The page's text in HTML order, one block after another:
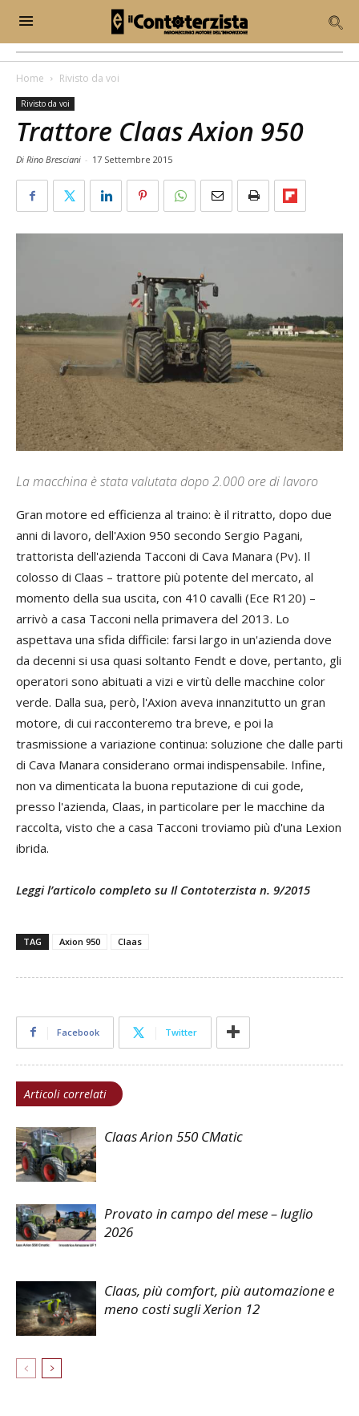
Home Rivisto da voi
Rivisto da voi
Trattore Claas Axion 950
Di Rino Bresciani - 17 Settembre 2015
La macchina è stata valutata dopo 2.000 ore di lavoro
Gran motore ed efficienza al traino: è il ritratto, dopo due
anni di lavoro, dell'Axion 950 secondo Sergio Pagani,
trattorista dell'azienda Tacconi di Cava Manara (Pv). Il
colosso di Claas – trattore più potente del mercato, al
momento della sua uscita, con 410 cavalli (Ece R120) –
arrivò a casa Tacconi nella primavera del 2013. Lo
aspettava una sfida difficile: farsi largo in un'azienda dove
da decenni si usa quasi soltanto Fendt e dove, pertanto, gli
operatori sono abituati a vizi e virtù delle macchine color
verde. Dalla sua, però, l'Axion aveva innanzitutto un gran
motore, di cui racconteremo tra breve, e poi la
trasmissione a variazione continua: soluzione che dalle parti
di Cava Manara considerano ormai indispensabile. Infine,
non va dimenticata la buona reputazione di cui gode,
presso l'azienda, Claas, in particolare per le macchine da
raccolta, visto che a casa Tacconi troviamo più d'una Lexion
ibrida.
Leggi l’articolo completo su Il Contoterzista n. 9/2015
TAG Axion 950 Claas
Facebook Twitter
Articoli correlati
Claas Arion 550 CMatic
Provato in campo del mese – luglio
2026
Claas, più comfort, più automazione e
meno costi sugli Xerion 12